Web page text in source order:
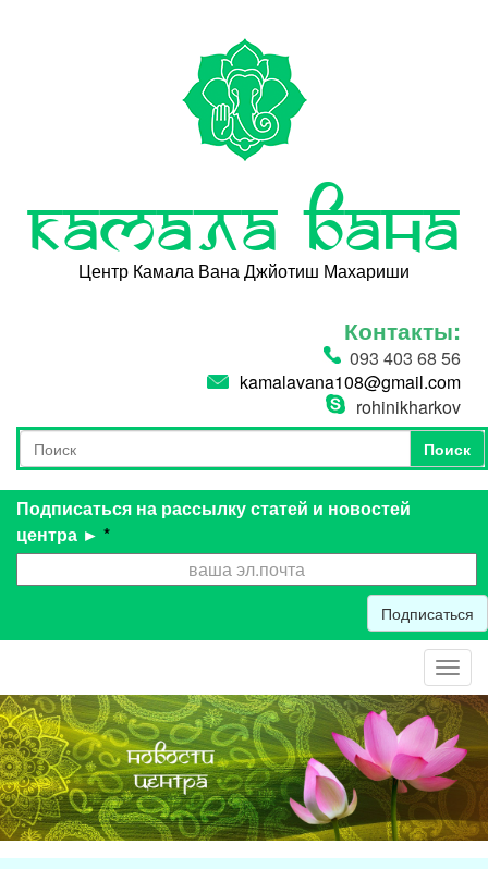
Камала Вана
Центр Камала Вана Джйотиш Махариши
Контакты:
093 403 68 56
kamalavana108@gmail.com
rohinikharkov
Форма поиска
Поиск
Поиск
Подписаться на рассылку статей и новостей
центра ► *
Подписаться